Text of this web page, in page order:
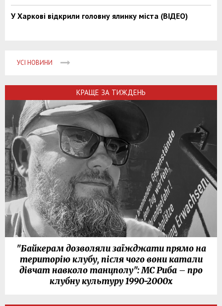
У Харкові відкрили головну ялинку міста (ВІДЕО)
УСІ НОВИНИ
КРАЩЕ ЗА ТИЖДЕНЬ
"Байкерам дозволяли заїжджати прямо на
територію клубу, після чого вони катали
дівчат навколо танцполу": МС Риба – про
клубну культуру 1990-2000х